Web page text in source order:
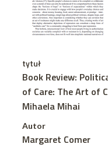
tytuł
Book Review:
of Care: The Art of
Mihaela Mihai
Autor
Margaret Comer